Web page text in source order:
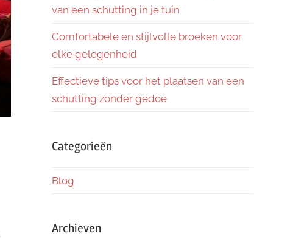
van een schutting in je tuin
Comfortabele en stijlvolle broeken voor
elke gelegenheid
Effectieve tips voor het plaatsen van een
schutting zonder gedoe
Categorieën
Blog
Archieven